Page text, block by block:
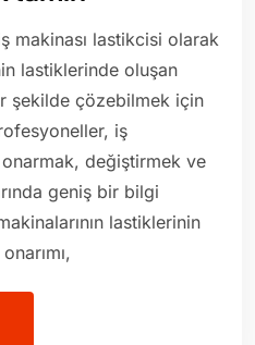
makinası lastikcisi olarak
lastiklerinde oluşan
şekilde çözebilmek için
iş
değiştirmek ve
geniş bir bilgi
lastiklerinin